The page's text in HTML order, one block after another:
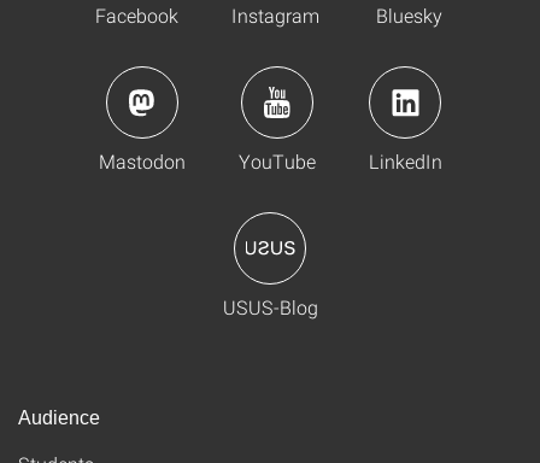
Facebook Instagram Bluesky
Mastodon YouTube LinkedIn
USUS-Blog
Audience